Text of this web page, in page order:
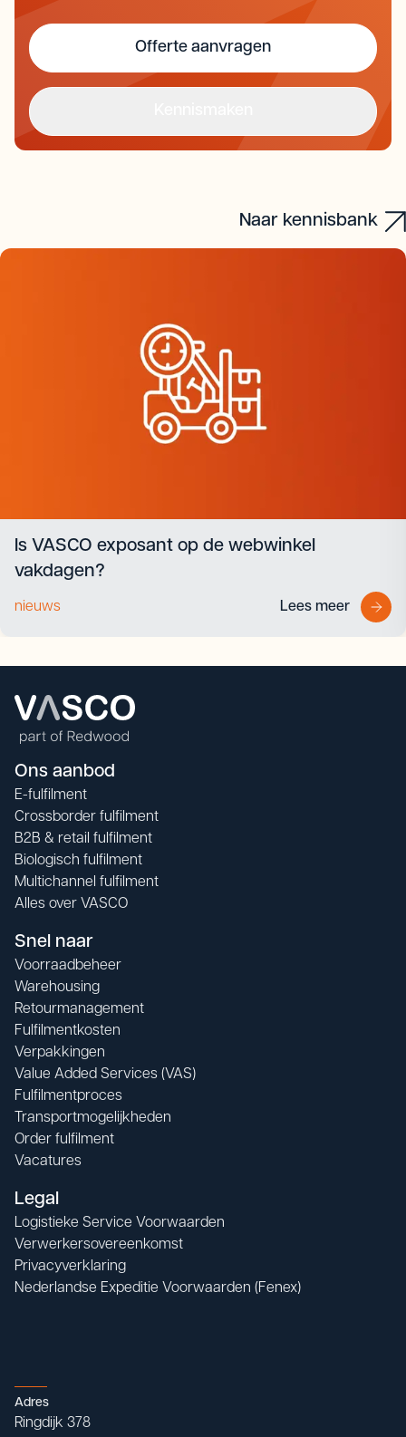
Offerte aanvragen
Naar kennisbank
Is VASCO exposant op de webwinkel
vakdagen?
nieuws Lees meer
Ons aanbod
E-fulfilment
Crossborder fulfilment
B2B & retail fulfilment
Biologisch fulfilment
Multichannel fulfilment
Alles over VASCO
Snel naar
Voorraadbeheer
Warehousing
Retourmanagement
Fulfilmentkosten
Verpakkingen
Value Added Services (VAS)
Fulfilmentproces
Transportmogelijkheden
Order fulfilment
Vacatures
Legal
Logistieke Service Voorwaarden
Verwerkersovereenkomst
Privacyverklaring
Nederlandse Expeditie Voorwaarden (Fenex)
Adres
Ringdijk 378